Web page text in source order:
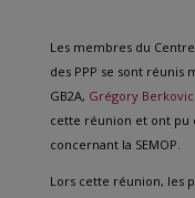
Les membres du
des PPP se sont réunis
GB2A, Grégory
cette réunion et ont pu
concernant la SEMOP.
Lors cette réunion, les